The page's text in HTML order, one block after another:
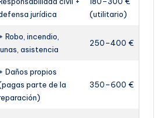
jurídica
(utilitario)
+ Robo, incendio,
asistencia
250–400 €
+ Daños propios
parte de la
350–600 €